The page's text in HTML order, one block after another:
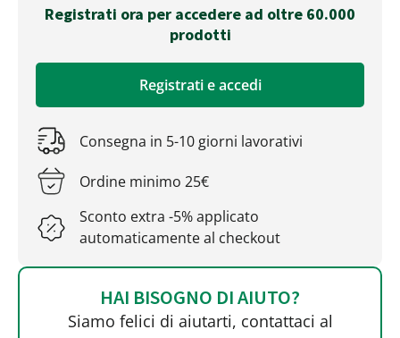
Registrati ora per accedere ad oltre 60.000
prodotti
Registrati e accedi
Consegna in 5-10 giorni lavorativi
Ordine minimo 25€
Sconto extra -5% applicato
automaticamente al checkout
HAI BISOGNO DI AIUTO?
Siamo felici di aiutarti, contattaci al